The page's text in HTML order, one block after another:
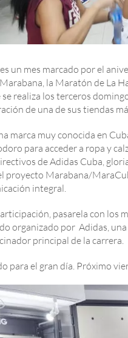
un mes marcado por el
la Maratón de La
se realiza los terceros
de una de sus tiendas
marca muy conocida en
para acceder a ropa y
de Adidas Cuba,
proyecto Marabana/
integral.
pasarela con los
organizado por Adidas,
principal de la carrera.
para el gran día. Próximo